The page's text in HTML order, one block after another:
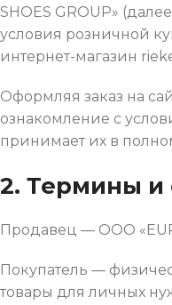
SHOES GROUP»
условия розничной
интернет-магазин
Оформляя заказ на
ознакомление с
принимает их в
2. Термины и
Продавец — ООО
Покупатель —
товары для личных